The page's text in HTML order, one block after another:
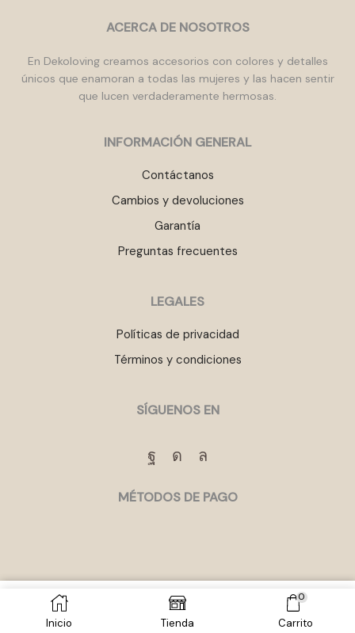
ACERCA DE NOSOTROS
En Dekoloving creamos accesorios con colores y detalles
únicos que enamoran a todas las mujeres y las hacen sentir
que lucen verdaderamente hermosas.
INFORMACIÓN GENERAL
Contáctanos
Cambios y devoluciones
Garantía
Preguntas frecuentes
LEGALES
Políticas de privacidad
Términos y condiciones
SÍGUENOS EN
Facebook
Instagram
Whatsapp
MÉTODOS DE PAGO
AÑADIR AL CARRITO COMPRAR
Inicio Tienda
0
Carrito